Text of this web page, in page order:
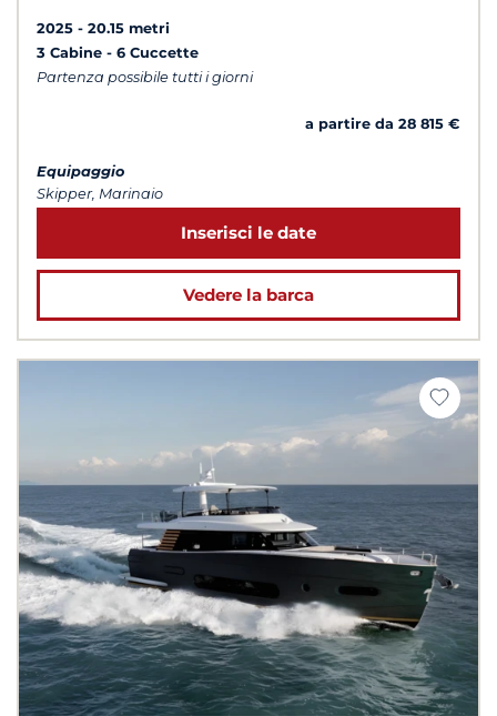
2025
20.15 metri
3 Cabine
6 Cuccette
Partenza possibile tutti i giorni
a partire da 28 815 €
Equipaggio
Skipper, Marinaio
Inserisci le date
Vedere la barca